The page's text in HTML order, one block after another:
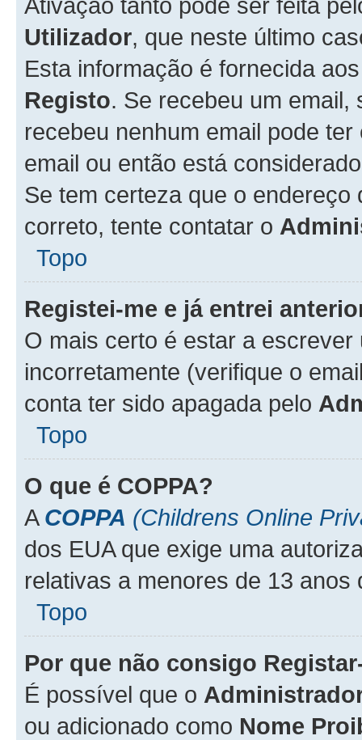
Utilizador, que neste último
Esta informação é fornecida
Registo. Se recebeu um
recebeu nenhum email pode
email ou então está
Se tem certeza que o
correto, tente contatar o
Topo
Registei-me e já entrei
O mais certo é estar a
incorretamente (verifique o
conta ter sido apagada pelo
Topo
O que é COPPA?
A COPPA (Childrens Online
dos EUA que exige uma
relativas a menores de 13 anos
Topo
Por que não consigo
É possível que o
ou adicionado como Nome